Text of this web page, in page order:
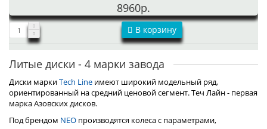
8960р.
В корзину
Литые диски - 4 марки завода
Диски маркиTech Line имеют широкий модельный ряд,
ориентированный на средний ценовой сегмент. Теч Лайн - первая
марка Азовских дисков.
Под брендом NEO производятся колеса с параметрами,